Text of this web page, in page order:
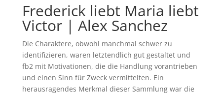
Frederick liebt Maria liebt
Victor | Alex Sanchez
Die Charaktere, obwohl manchmal schwer zu
identifizieren, waren letztendlich gut gestaltet und
fb2 mit Motivationen, die die Handlung vorantrieben
und einen Sinn für Zweck vermittelten. Ein
herausragendes Merkmal dieser Sammlung war die